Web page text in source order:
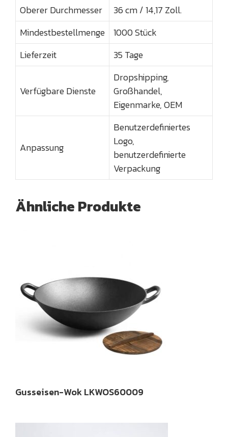
Oberer Durchmesser
36 cm / 14,17 Zoll.
Mindestbestellmenge
1000 Stück
Lieferzeit
35 Tage
Verfügbare Dienste
Dropshipping,
Großhandel,
Eigenmarke, OEM
Anpassung
Benutzerdefiniertes
Logo,
benutzerdefinierte
Verpackung
Ähnliche Produkte
Gusseisen-Wok LKWOS60009